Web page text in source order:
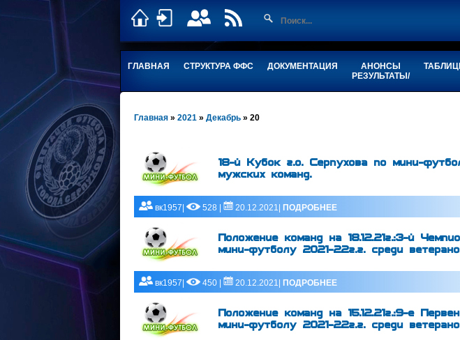
ГЛАВНАЯ СТРУКТУРА ФФС ДОКУМЕНТАЦИЯ
АНОНСЫ
РЕЗУЛЬТАТЫ/
Главная » 2021 » Декабрь » 20
18-й Кубок г.о. Серпухова по мини-
мужских команд.
вк1957| 528 | 20.12.2021| ПОДРОБНЕЕ
Положение команд на 18.12.21г.:3-й
мини-футболу 2021-22г.г. среди
вк1957| 450 | 20.12.2021| ПОДРОБНЕЕ
Положение команд на 15.12.21г.:9-е
мини-футболу 2021-22г.г. среди